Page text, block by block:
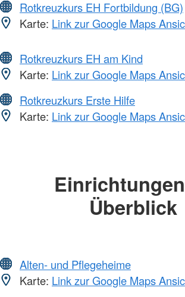
Rotkreuzkurs EH Fortbildung (BG)
Karte: Link zur Google Maps
Rotkreuzkurs EH am Kind
Karte: Link zur Google Maps
Rotkreuzkurs Erste Hilfe
Karte: Link zur Google Maps
Überblick
Alten- und Pflegeheime
Karte: Link zur Google Maps